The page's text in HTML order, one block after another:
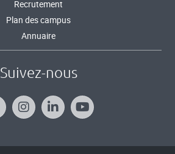
Recrutement
Plan des campus
Annuaire
Suivez-nous